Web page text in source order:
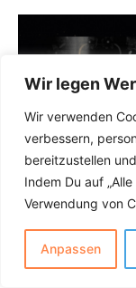
Wir legen
Wir verwenden
verbessern,
bereitzustellen
Indem Du auf
Verwendung von
Anpassen